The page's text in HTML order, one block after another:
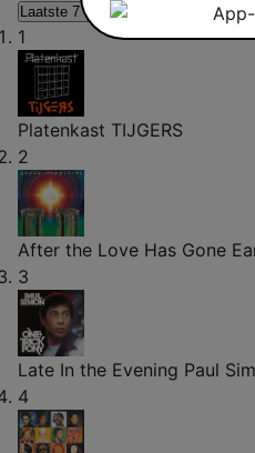
Laatste 7 dagen Laatste 30 dagen
1
Platenkast TIJGERS
2
After the Love Has Gone
3
Late In the Evening Paul
4